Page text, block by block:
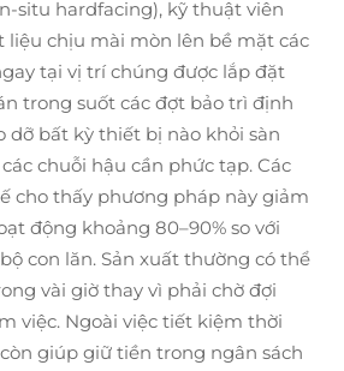
situ hardfacing), kỹ thuật viên
liệu chịu mài mòn lên bề mặt các
tại vị trí chúng được lắp đặt
trong suốt các đợt bảo trì định
dỡ bất kỳ thiết bị nào khỏi sàn
chuỗi hậu cần phức tạp. Các
cho thấy phương pháp này giảm
động khoảng 80–90% so với
con lăn. Sản xuất thường có thể
vài giờ thay vì phải chờ đợi
việc. Ngoài việc tiết kiệm thời
giúp giữ tiền trong ngân sách